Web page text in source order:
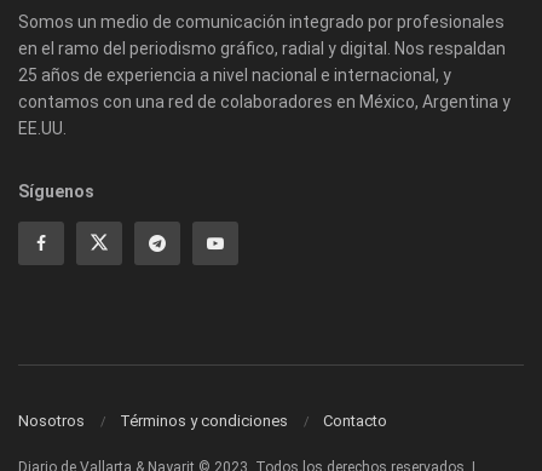
Somos un medio de comunicación integrado por profesionales
en el ramo del periodismo gráfico, radial y digital. Nos respaldan
25 años de experiencia a nivel nacional e internacional, y
contamos con una red de colaboradores en México, Argentina y
EE.UU.
Síguenos
Nosotros Términos y condiciones Contacto
Diario de Vallarta & Nayarit © 2023. Todos los derechos reservados. |